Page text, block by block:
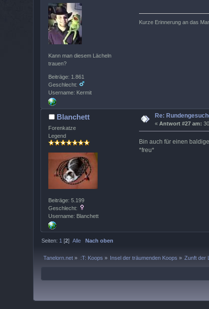
Kann man diesem Lächeln
trauen?
Beiträge: 1.861
Geschlecht:
Username: Kermit
Kurze Erinnerung an das
Blanchett
Forenkatze
Legend
Beiträge: 5.199
Geschlecht:
Username: Blanchett
Re:
«Antwort #27 am:
Bin auch für einen
*freu*
Seiten: 1 [2]Alle
Nach oben
Tanelorn.net » :T: Koops » Insel der träumenden Koops » Zunft der